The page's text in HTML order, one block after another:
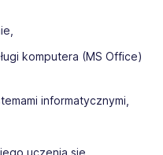
komputera (MS Office)
informatycznymi,
uczenia się,